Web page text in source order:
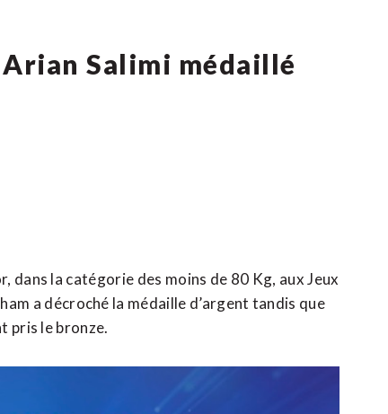
Arian Salimi médaillé
dans la catégorie des moins de 80 Kg, aux Jeux
a décroché la médaille d’argent tandis que
pris le bronze.